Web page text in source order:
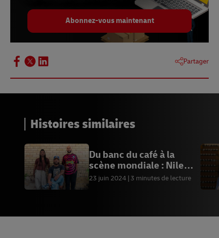
Abonnez-vous maintenant
Partager
Histoires similaires
Du banc du café à la
scène mondiale : Nile
Coffee Club
23 juin 2024 3 minutes de lecture